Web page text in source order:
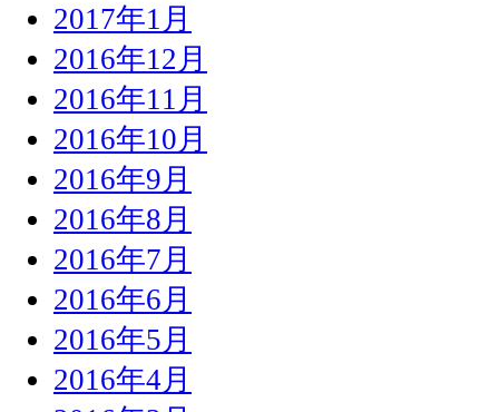
2017年1月
2016年12月
2016年11月
2016年10月
2016年9月
2016年8月
2016年7月
2016年6月
2016年5月
2016年4月